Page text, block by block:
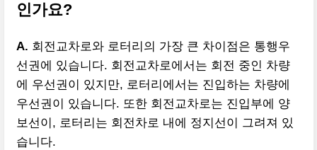
인가요?
A. 회전교차로와 로터리의 가장 큰 차이점은 통행우
선권에 있습니다. 회전교차로에서는 회전 중인 차량
에 우선권이 있지만, 로터리에서는 진입하는 차량에
우선권이 있습니다. 또한 회전교차로는 진입부에 양
보선이, 로터리는 회전차로 내에 정지선이 그려져 있
습니다.